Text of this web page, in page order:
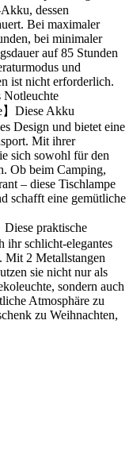
dessen
Bei maximaler
bei minimaler
auf 85 Stunden
und
ist nicht erforderlich.
Notleuchte
】Diese Akku
Design und bietet eine
Mit ihrer
sich sowohl für den
Ob beim Camping,
– diese Tischlampe
schafft eine gemütliche
Diese praktische
ihr schlicht-elegantes
Mit 2 Metallstangen
sie nicht nur als
sondern auch
Atmosphäre zu
zu Weihnachten,